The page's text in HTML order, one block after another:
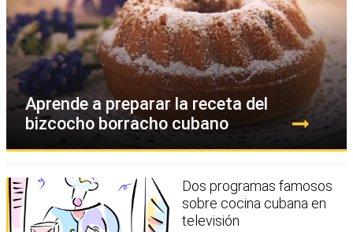
Aprende a preparar la receta del
bizcocho borracho cubano
Dos programas famosos
sobre cocina cubana en
televisión